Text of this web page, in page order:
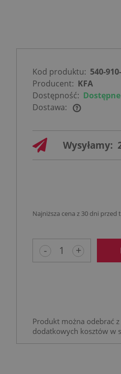
Kod produktu: 540-
Producent: KFA
Dostępność: Dostępne
Dostawa:
Cena nie
zawiera
ewentualnych
Wysyłamy:
Najniższa cena z 30 dni przed
niż 30 dni,
cena od
pojawił się w
- +
Produkt można odebrać
dodatkowych kosztów w